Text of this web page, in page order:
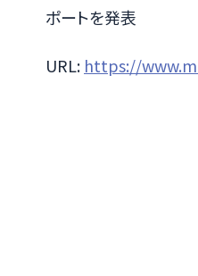
ポートを発表
URL: https://